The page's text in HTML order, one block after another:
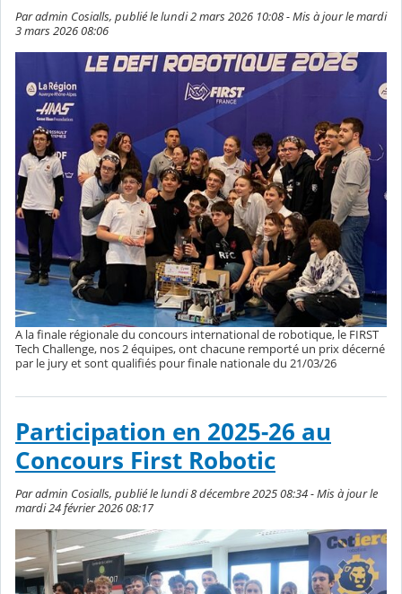
Par admin Cosialls, publié le lundi 2 mars 2026 10:08 - Mis à jour le mardi
3 mars 2026 08:06
A la finale régionale du concours international de robotique, le FIRST
Tech Challenge, nos 2 équipes, ont chacune remporté un prix décerné
par le jury et sont qualifiés pour finale nationale du 21/03/26
Participation en 2025-26 au
Concours First Robotic
Par admin Cosialls, publié le lundi 8 décembre 2025 08:34 - Mis à jour le
mardi 24 février 2026 08:17